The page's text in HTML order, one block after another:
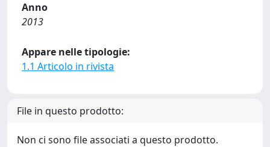
Anno
2013
Appare nelle tipologie:
1.1 Articolo in rivista
File in questo prodotto:
Non ci sono file associati a questo prodotto.